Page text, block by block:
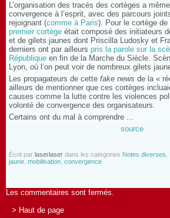
L’organisation des tracés des cortèges a
convergence à l’esprit, avec des parcours
rejoignant (comme à Paris). Pour le cortège
premier cortège était composé des initiateurs
et de gilets jaunes dont Priscilla Ludosky et
derniers ont par ailleurs pris la parole sur la
République en fin de la Marche du Siècle.
Lyon, où l’on peut voir de nombreux gilets
Les propagateurs de cette fake news de la «
ailleurs de mentionner que ces cortèges
causes comme la lutte contre les violences
volonté de convergence des organisateurs.
Certains ont du mal à comprendre ...
source
Écrit par laserlaser dans les catégories Notes diverses
jaune mobilisation convergence
Les commentaires sont fermés.
> Haut de page